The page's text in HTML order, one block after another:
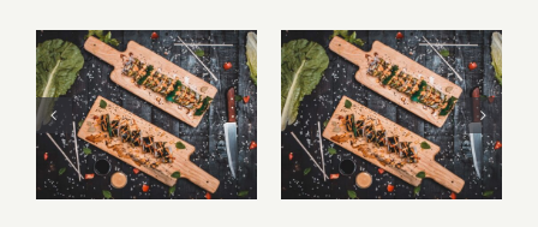
Lunch Favourite
with Salad, Naan
And Beans
Fruit Platter with
Banana, Mango,
Berries and
Orange